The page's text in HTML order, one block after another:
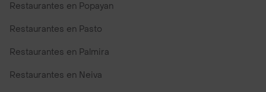
Restaurantes en Popayan
Restaurantes en Pasto
Restaurantes en Palmira
Restaurantes en Neiva